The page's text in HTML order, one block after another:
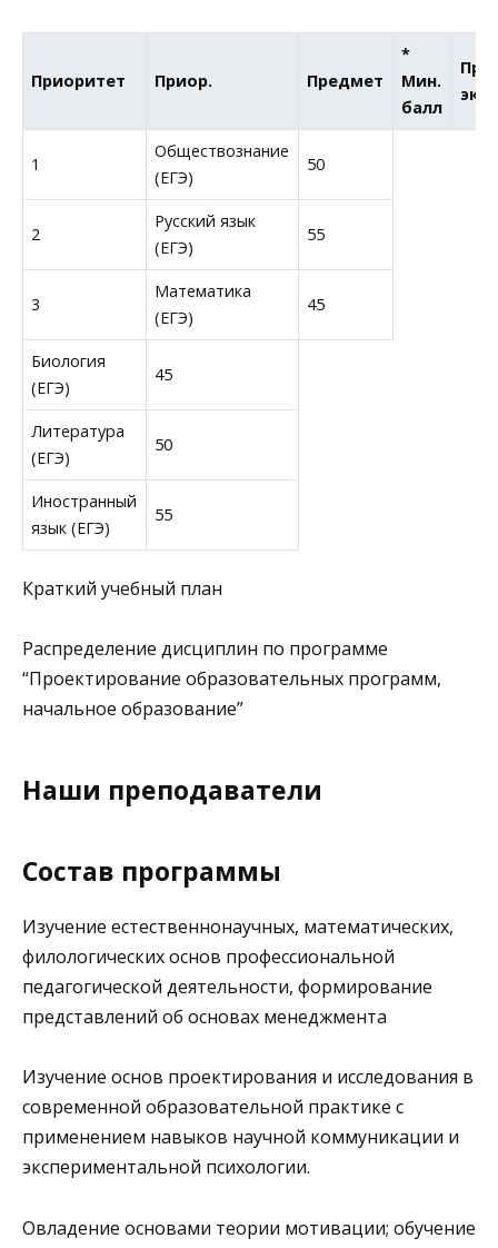
Приоритет Приор. Предмет
*
Мин.
балл
1
Обществознание
(ЕГЭ)
50
2
Русский язык
(ЕГЭ)
55
3
Математика
(ЕГЭ)
45
Биология
(ЕГЭ)
45
Литература
(ЕГЭ)
50
Иностранный
язык (ЕГЭ)
55
Краткий учебный план
Распределение дисциплин по программе
“Проектирование образовательных программ,
начальное образование”
Наши преподаватели
Состав программы
Изучение естественнонаучных, математических,
филологических основ профессиональной
педагогической деятельности, формирование
представлений об основах менеджмента
Изучение основ проектирования и исследования в
современной образовательной практике с
применением навыков научной коммуникации и
экспериментальной психологии.
Овладение основами теории мотивации; обучение